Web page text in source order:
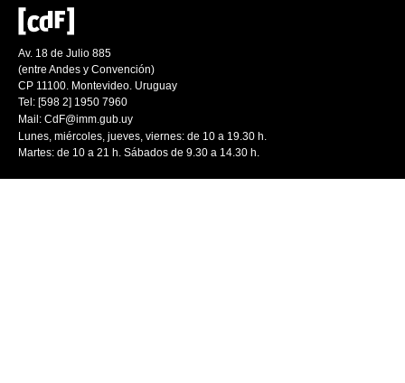
Av. 18 de Julio 885
(entre Andes y Convención)
CP 11100. Montevideo. Uruguay
Tel: [598 2] 1950 7960
Mail: CdF@imm.gub.uy
Lunes, miércoles, jueves, viernes: de 10 a 19.30 h.
Martes: de 10 a 21 h. Sábados de 9.30 a 14.30 h.